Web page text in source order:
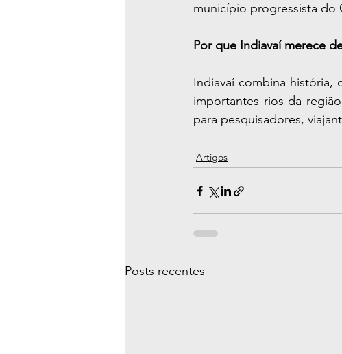
município progressista do
Por que Indiavaí merece
Indiavaí combina história,
importantes rios da
para pesquisadores,
Artigos
Posts recentes